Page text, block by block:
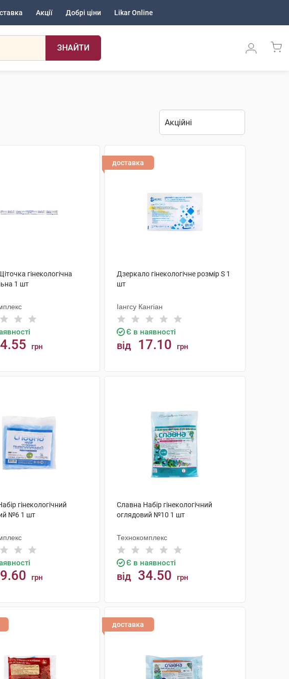
Акції Добрі ціни Likar Online
ЗНАЙТИ
гінекологічна
1 шт
грн
доставка
Дзеркало гінекологічне розмір S 1
шт
Іангсу Кангіан
Є в наявності
від 17.10 грн
гінекологічний
№6 1 шт
грн
Славна Набір гінекологічний
оглядовий №10 1 шт
Технокомплекс
Є в наявності
від 34.50 грн
доставка